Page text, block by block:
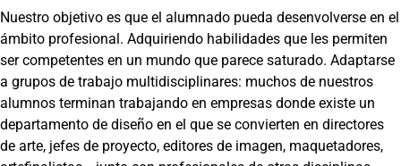
Nuestro objetivo es que el alumnado pueda desenvolverse en el
ámbito profesional. Adquiriendo habilidades que les permiten
ser competentes en un mundo que parece saturado. Adaptarse
a grupos de trabajo multidisciplinares: muchos de nuestros
alumnos terminan trabajando en empresas donde existe un
departamento de diseño en el que se convierten en directores
de arte, jefes de proyecto, editores de imagen, maquetadores,